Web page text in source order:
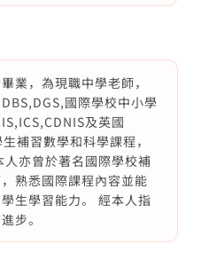
業，為現職中學老師，
國際學校中小學
及英國
補習數學和科學課程，
亦曾於著名國際學校補
熟悉國際課程內容並能
生學習能力。 經本人指
步。